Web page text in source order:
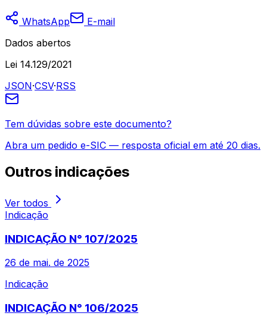
WhatsApp
E-mail
Dados abertos
Lei 14.129/2021
JSON·CSV·RSS
Tem dúvidas sobre este documento?
Abra um pedido e-SIC — resposta oficial em até 20 dias.
Outros indicações
Ver todos
Indicação
INDICAÇÃO N° 107/2025
26 de mai. de 2025
Indicação
INDICAÇÃO N° 106/2025